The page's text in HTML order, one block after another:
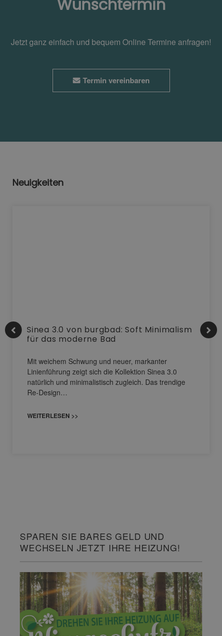
Wunschtermin
Jetzt ganz einfach und bequem Online Termine anfragen!
Termin vereinbaren
Neuigkeiten
Sinea 3.0 von burgbad: Soft Minimalism
für das moderne Bad
Mit weichem Schwung und neuer, markanter
Linienführung zeigt sich die Kollektion Sinea 3.0
natürlich und minimalistisch zugleich. Das trendige
Re-Design…
WEITERLESEN >>
SPAREN SIE BARES GELD UND
WECHSELN JETZT IHRE HEIZUNG!